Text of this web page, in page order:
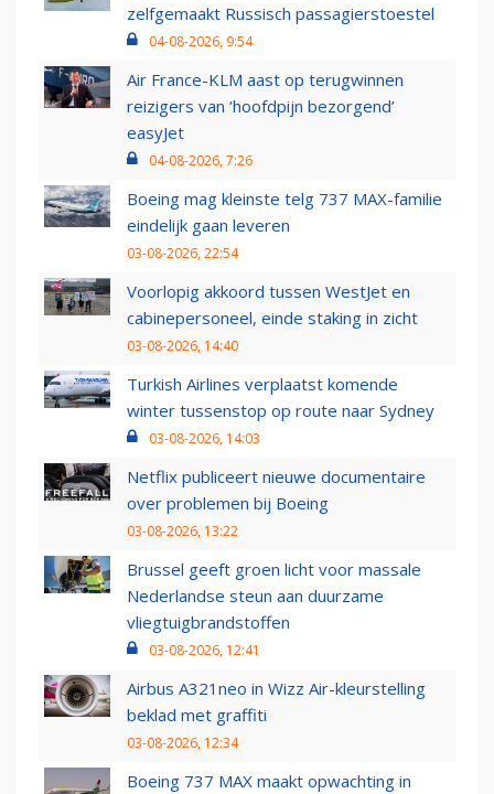
zelfgemaakt Russisch passagierstoestel
04-08-2026, 9:54
Air France-KLM aast op terugwinnen
reizigers van ‘hoofdpijn bezorgend’
easyJet
04-08-2026, 7:26
Boeing mag kleinste telg 737 MAX-familie
eindelijk gaan leveren
03-08-2026, 22:54
Voorlopig akkoord tussen WestJet en
cabinepersoneel, einde staking in zicht
03-08-2026, 14:40
Turkish Airlines verplaatst komende
winter tussenstop op route naar Sydney
03-08-2026, 14:03
Netflix publiceert nieuwe documentaire
over problemen bij Boeing
03-08-2026, 13:22
Brussel geeft groen licht voor massale
Nederlandse steun aan duurzame
vliegtuigbrandstoffen
03-08-2026, 12:41
Airbus A321neo in Wizz Air-kleurstelling
beklad met graffiti
03-08-2026, 12:34
Boeing 737 MAX maakt opwachting in